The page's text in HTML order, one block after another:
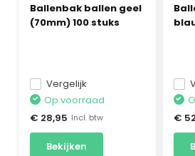
Ballenbak ballen geel
(70mm) 100 stuks
Vergelijk
Op voorraad
€ 28,95 Incl. btw
Bekijken
€